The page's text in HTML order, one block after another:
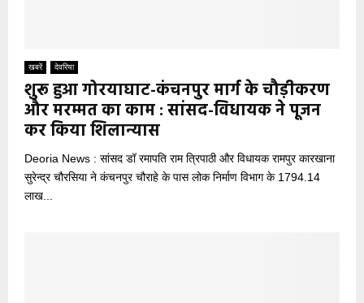
खबरें देवरिया
शुरू हुआ गोरयाघाट-कंचनपुर मार्ग के चौड़ीकरण
और मरम्मत का काम : सांसद-विधायक ने पूजन
कर किया शिलान्यास
Deoria News : सांसद डॉ रमापति राम त्रिपाठी और विधायक रामपुर कारखाना
सुरेन्द्र चौरसिया ने कंचनपुर चौराहे के पास लोक निर्माण विभाग के 1794.14
लाख...